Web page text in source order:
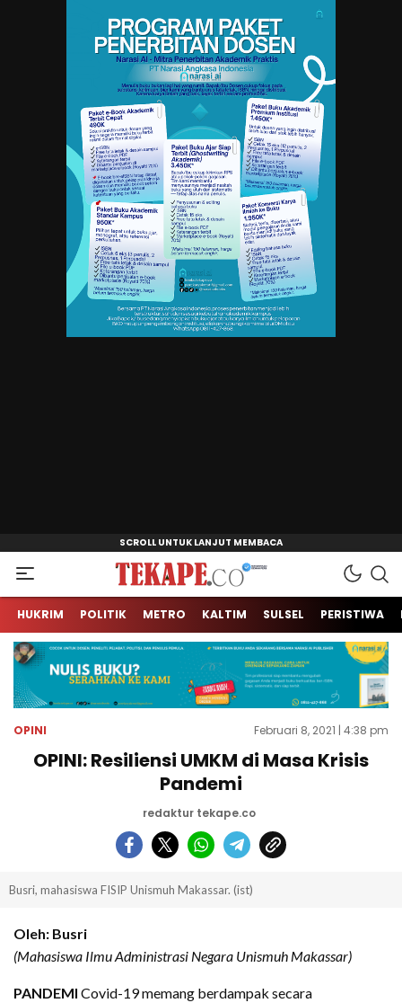
Tekape.co
Jendela Informasi Kita
HUKRIM POLITIK METRO KALTIM SULSEL PERISTIWA
OPINI Februari 8, 2021 | 4:38 pm
OPINI: Resiliensi UMKM di Masa Krisis
Pandemi
redaktur tekape.co
Busri, mahasiswa FISIP Unismuh Makassar. (ist)
Oleh: Busri
(Mahasiswa Ilmu Administrasi Negara Unismuh Makassar)
PANDEMI Covid-19 memang berdampak secara